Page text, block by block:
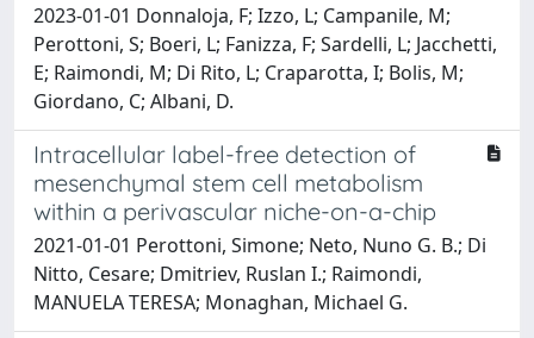
2023-01-01 Donnaloja, F; Izzo, L; Campanile, M;
Perottoni, S; Boeri, L; Fanizza, F; Sardelli, L; Jacchetti,
E; Raimondi, M; Di Rito, L; Craparotta, I; Bolis, M;
Giordano, C; Albani, D.
Intracellular label-free detection of
mesenchymal stem cell metabolism
within a perivascular niche-on-a-chip
2021-01-01 Perottoni, Simone; Neto, Nuno G. B.; Di
Nitto, Cesare; Dmitriev, Ruslan I.; Raimondi,
MANUELA TERESA; Monaghan, Michael G.